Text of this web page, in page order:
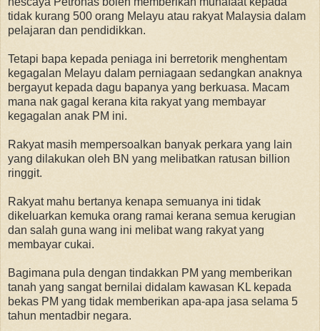
tidak kurang 500 orang Melayu atau rakyat Malaysia dalam
pelajaran dan pendidikkan.
Tetapi bapa kepada peniaga ini berretorik menghentam
kegagalan Melayu dalam perniagaan sedangkan anaknya
bergayut kepada dagu bapanya yang berkuasa. Macam
mana nak gagal kerana kita rakyat yang membayar
kegagalan anak PM ini.
Rakyat masih mempersoalkan banyak perkara yang lain
yang dilakukan oleh BN yang melibatkan ratusan billion
ringgit.
Rakyat mahu bertanya kenapa semuanya ini tidak
dikeluarkan kemuka orang ramai kerana semua kerugian
dan salah guna wang ini melibat wang rakyat yang
membayar cukai.
Bagimana pula dengan tindakkan PM yang memberikan
tanah yang sangat bernilai didalam kawasan KL kepada
bekas PM yang tidak memberikan apa-apa jasa selama 5
tahun mentadbir negara.